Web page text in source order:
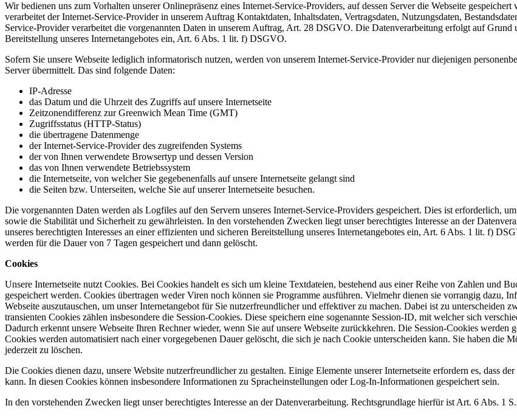
Wir bedienen uns zum Vorhalten unserer Onlinepräsenz eines Internet-Service-Providers, auf dessen Server die Webseite
verarbeitet der Internet-Service-Provider in unserem Auftrag Kontaktdaten, Inhaltsdaten, Vertragsdaten, Nutzungsdaten,
Service-Provider verarbeitet die vorgenannten Daten in unserem Auftrag, Art. 28 DSGVO. Die Datenverarbeitung erfolgt auf Grund
Bereitstellung unseres Internetangebotes ein, Art. 6 Abs. 1 lit. f) DSGVO.
Sofern Sie unsere Webseite lediglich informatorisch nutzen, werden von unserem Internet-Service-Provider nur diejenigen
Server übermittelt. Das sind folgende Daten:
IP-Adresse
das Datum und die Uhrzeit des Zugriffs auf unsere Internetseite
Zeitzonendifferenz zur Greenwich Mean Time (GMT)
Zugriffsstatus (HTTP-Status)
die übertragene Datenmenge
der Internet-Service-Provider des zugreifenden Systems
der von Ihnen verwendete Browsertyp und dessen Version
das von Ihnen verwendete Betriebssystem
die Internetseite, von welcher Sie gegebenenfalls auf unsere Internetseite gelangt sind
die Seiten bzw. Unterseiten, welche Sie auf unserer Internetseite besuchen.
Die vorgenannten Daten werden als Logfiles auf den Servern unseres Internet-Service-Providers gespeichert. Dies ist erforderlich,
sowie die Stabilität und Sicherheit zu gewährleisten. In den vorstehenden Zwecken liegt unser berechtigtes Interesse an der
unseres berechtigten Interesses an einer effizienten und sicheren Bereitstellung unseres Internetangebotes ein, Art. 6 Abs. 1 lit. f)
werden für die Dauer von 7 Tagen gespeichert und dann gelöscht.
Cookies
Unsere Internetseite nutzt Cookies. Bei Cookies handelt es sich um kleine Textdateien, bestehend aus einer Reihe von Zahlen und
gespeichert werden. Cookies übertragen weder Viren noch können sie Programme ausführen. Vielmehr dienen sie vorrangig dazu,
Webseite auszutauschen, um unser Internetangebot für Sie nutzerfreundlicher und effektiver zu machen. Dabei ist zu unterscheiden
transienten Cookies zählen insbesondere die Session-Cookies. Diese speichern eine sogenannte Session-ID, mit welcher sich
Dadurch erkennt unsere Webseite Ihren Rechner wieder, wenn Sie auf unsere Webseite zurückkehren. Die Session-Cookies
Cookies werden automatisiert nach einer vorgegebenen Dauer gelöscht, die sich je nach Cookie unterscheiden kann. Sie haben die
jederzeit zu löschen.
Die Cookies dienen dazu, unsere Website nutzerfreundlicher zu gestalten. Einige Elemente unserer Internetseite erfordern es, dass
kann. In diesen Cookies können insbesondere Informationen zu Spracheinstellungen oder Log-In-Informationen gespeichert sein.
In den vorstehenden Zwecken liegt unser berechtigtes Interesse an der Datenverarbeitung. Rechtsgrundlage hierfür ist Art. 6 Abs. 1